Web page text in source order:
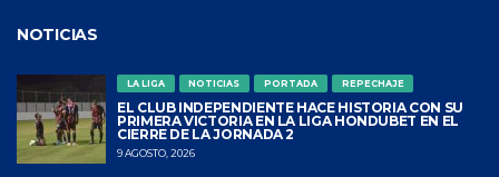
NOTICIAS
LA LIGA NOTICIAS PORTADA REPECHAJE
EL CLUB INDEPENDIENTE HACE HISTORIA CON SU
PRIMERA VICTORIA EN LA LIGA HONDUBET EN EL
CIERRE DE LA JORNADA 2
9 AGOSTO, 2026